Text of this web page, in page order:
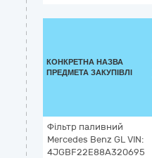
КОНКРЕТНА НАЗВА
ПРЕДМЕТА ЗАКУПІВЛІ
Фільтр паливний
Mercedes Benz GL VIN:
4JGBF22E88A320695